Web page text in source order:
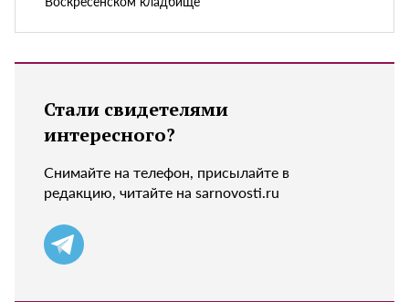
Стали свидетелями
интересного?
Снимайте на телефон, присылайте в
редакцию, читайте на sarnovosti.ru